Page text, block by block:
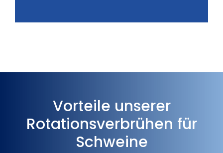
Vorteile unserer
Rotationsverbrühen für
Schweine